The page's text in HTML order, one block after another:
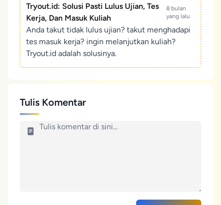
Tryout.id: Solusi Pasti Lulus Ujian, Tes
Kerja, Dan Masuk Kuliah
8 bulan
yang lalu
Anda takut tidak lulus ujian? takut menghadapi
tes masuk kerja? ingin melanjutkan kuliah?
Tryout.id adalah solusinya.
Tulis Komentar